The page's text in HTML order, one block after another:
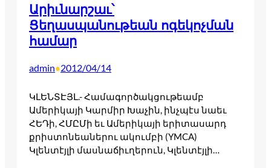
Արիւնարշաւ՝
Ցեղասպանութեան ոգեկոչման
համար
admin•2012/04/14
ԿԼԵՆՏԷՅԼ.- Համագործակցութեամբ
Ամերիկայի Կարմիր Խաչին, ինչպէս նաեւ
ՀԵԴի, ՀՄԸՄի եւ Ամերիկայի երիտասարդ
քրիստոնեաներու ակումբի (YMCA)
Կլենտէյլի մասնաճիւղերուն, Կլենտէյլի…